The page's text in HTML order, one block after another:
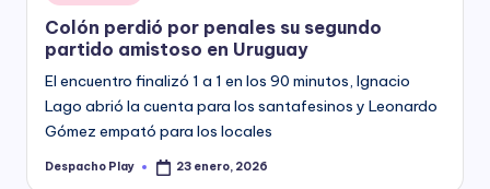
in
Colón perdió por penales su segundo
partido amistoso en Uruguay
El encuentro finalizó 1 a 1 en los 90 minutos, Ignacio
Lago abrió la cuenta para los santafesinos y Leonardo
Gómez empató para los locales
Posted
Despacho Play 23 enero, 2026